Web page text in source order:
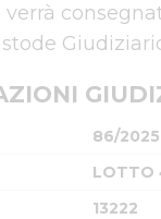
86/2025
LOTTO
13222